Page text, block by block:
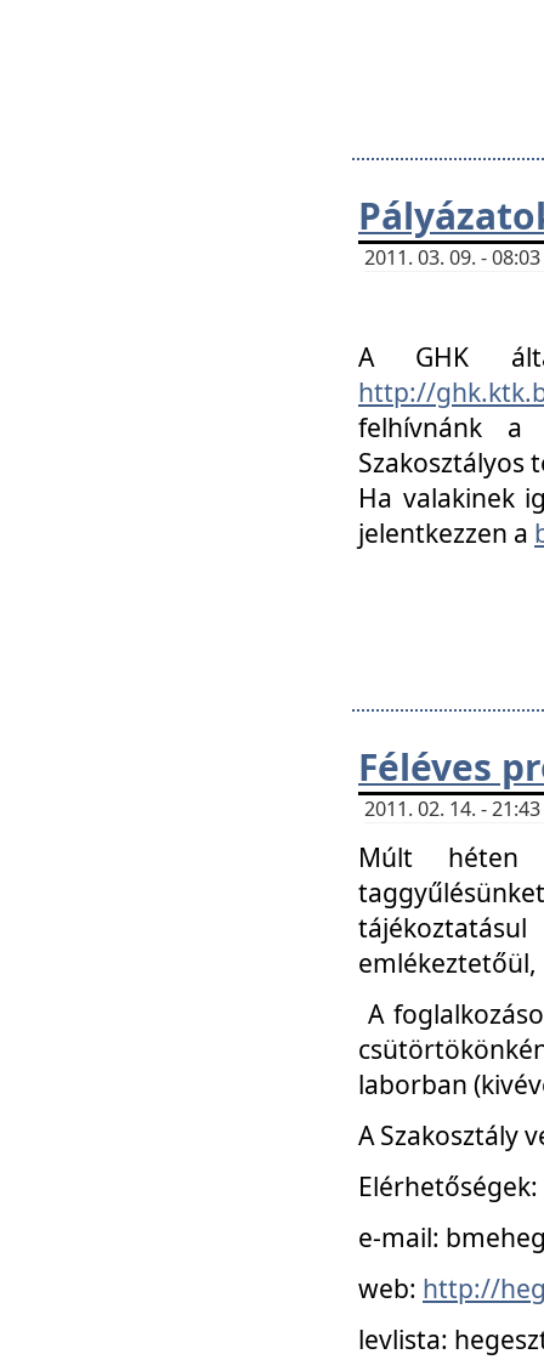
2011. 03. 09. -
A GHK
http://
felhívnánk a
Szakosztályos
Ha valakinek
jelentkezzen a
Féléves
2011. 02. 14. -
Múlt héten
emlékeztetőül,
A
laborban
A Szakosztály
Elérhetőségek:
e-mail:
web: http://
levlista: